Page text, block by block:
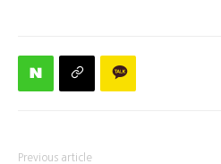
Previous article